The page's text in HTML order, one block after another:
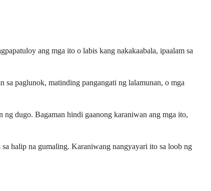
ang mga ito o labis kang nakakaabala, ipaalam sa
sa paglunok, matinding pangangati ng lalamunan, o mga
ng dugo. Bagaman hindi gaanong karaniwan ang mga ito,
halip na gumaling. Karaniwang nangyayari ito sa loob ng